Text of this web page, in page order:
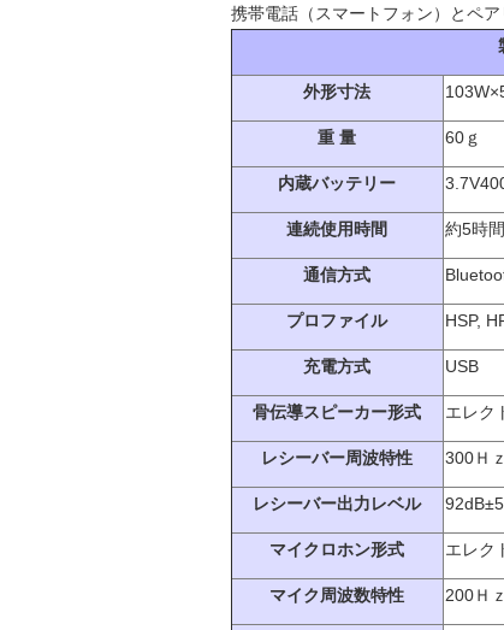
携帯電話（スマートフォン）とペ
外形寸法
重 量 60ｇ
内蔵バッテリー
連続使用時間 約5時間
通信方式
プロファイル HSP,
充電方式 USB
骨伝導スピーカー形式 エレク
レシーバー周波特性 300Ｈ
レシーバー出力レベル
マイクロホン形式 エレク
マイク周波数特性 200Ｈ